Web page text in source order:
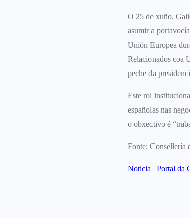
O 25 de xuño,
asumir a
Unión Europea
Relacionados coa
peche da
Este rol
españolas nas
o obxectivo é
Fonte: Consellería
Noticia | Portal da